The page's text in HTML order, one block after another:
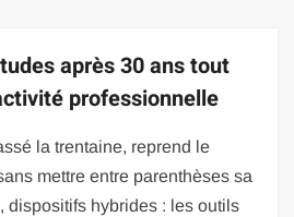
après 30 ans tout
professionnelle
la trentaine, reprend le
mettre entre parenthèses sa
dispositifs hybrides : les outils